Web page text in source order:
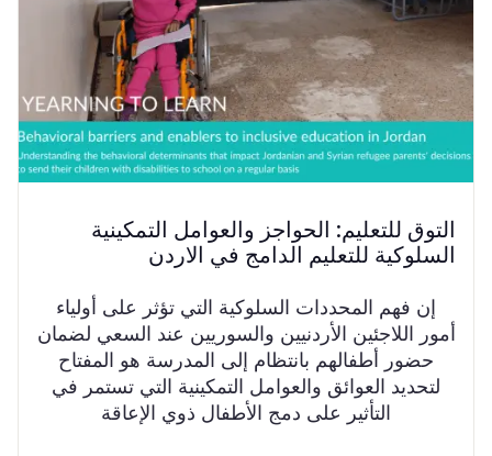
التوق للتعليم: الحواجز والعوامل التمكينية
السلوكية للتعليم الدامج في الاردن
إن فهم المحددات السلوكية التي تؤثر على أولياء
أمور اللاجئين الأردنيين والسوريين عند السعي لضمان
حضور أطفالهم بانتظام إلى المدرسة هو المفتاح
لتحديد العوائق والعوامل التمكينية التي تستمر في
التأثير على دمج الأطفال ذوي الإعاقة